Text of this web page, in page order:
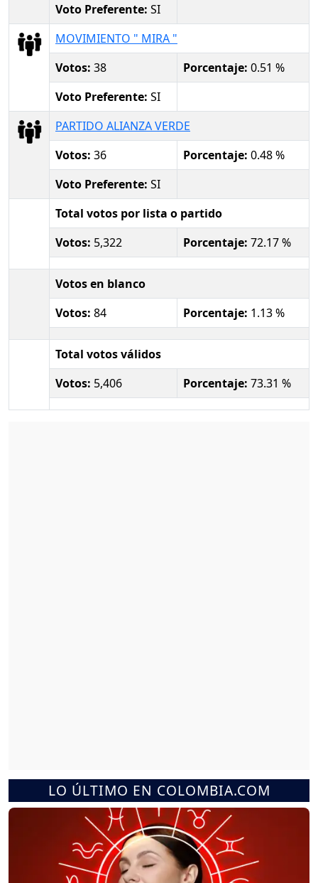
Voto Preferente: SI
MOVIMIENTO " MIRA "
Votos: 38 Porcentaje: 0.51 %
Voto Preferente: SI
PARTIDO ALIANZA VERDE
Votos: 36 Porcentaje: 0.48 %
Voto Preferente: SI
Total votos por lista o partido
Votos: 5,322 Porcentaje: 72.17 %
Votos en blanco
Votos: 84 Porcentaje: 1.13 %
Total votos válidos
Votos: 5,406 Porcentaje: 73.31 %
LO ÚLTIMO EN COLOMBIA.COM